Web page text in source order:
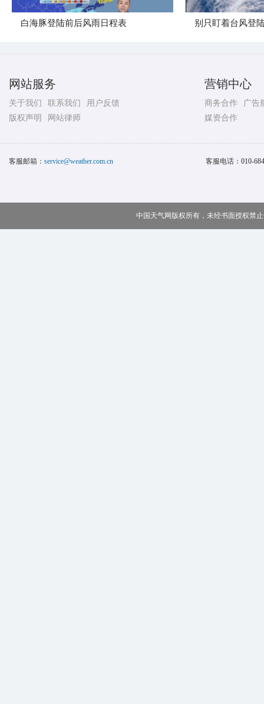
白海豚登陆前后风雨日程表 别只盯着台风登
网站服务
关于我们 联系我们
用户反馈
版权声明
网站律师
营销中心
商务合作
广告
媒资合作
客服邮箱： service@weather.com.cn 客服电话： 010-
中国天气网版权所有，未经书面授权